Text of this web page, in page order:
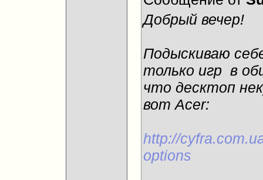
Добрый вечер!
Подыскиваю
только игр в
что десктоп
вот Acer:
http://
options